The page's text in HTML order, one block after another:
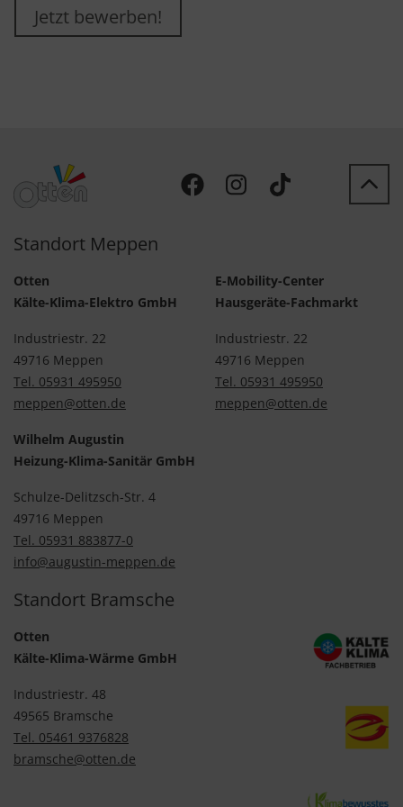
Jetzt bewerben!
Standort Meppen
Otten
Kälte-Klima-Elektro GmbH
Industriestr. 22
49716 Meppen
Tel. 05931 495950
meppen@otten.de
E-Mobility-Center
Hausgeräte-Fachmarkt
Industriestr. 22
49716 Meppen
Tel. 05931 495950
meppen@otten.de
Wilhelm Augustin
Heizung-Klima-Sanitär GmbH
Schulze-Delitzsch-Str. 4
49716 Meppen
Tel. 05931 883877-0
info@augustin-meppen.de
Standort Bramsche
Otten
Kälte-Klima-Wärme GmbH
Industriestr. 48
49565 Bramsche
Tel. 05461 9376828
bramsche@otten.de